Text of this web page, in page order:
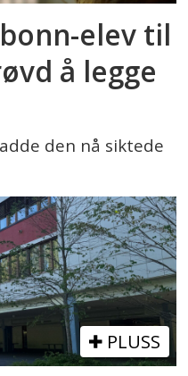
elev til
å legge
den nå siktede
PLUSS